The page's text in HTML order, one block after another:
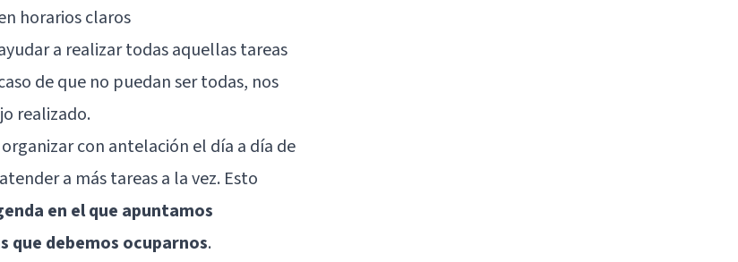
horarios claros
a realizar todas aquellas tareas
de que no puedan ser todas, nos
realizado.
con antelación el día a día de
a más tareas a la vez. Esto
en el que apuntamos
que debemos ocuparnos.